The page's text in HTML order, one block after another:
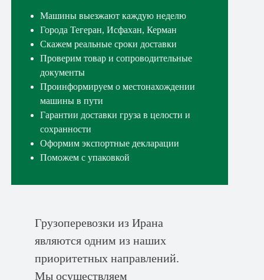
Машины выезжают каждую неделю
Города Тегеран, Исфахан, Керман
Скажем реальные сроки доставки
Проверим товар и сопроводительные
документы
Проинформируем о местонахождении
машины в пути
Гарантии доставки груза в целости и
сохранности
Оформим экспортные декларации
Поможем с упаковкой
Грузоперевозки из Ирана
являются одним из наших
приоритетных направлений.
Мы осуществляем